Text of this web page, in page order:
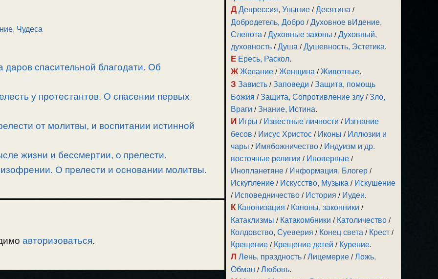
, Чудеса
даров спасительной благодати. Об
у протестантов. О спасении первых
от молитвы, и воспитании истинной
жизни и бессмертии, о прелести.
О прелести и основании молитвы.
авторизоваться.
Д Депрессия, Уныние /Десятина /
Добродетель, Добро /Духовное вИдение,
Слепота /Духовные законы /Духовный,
духовность /Душа /Душевность, Эстетика.
Е Ересь, Раскол.
Ж Желание /Женщина /Животные.
З Зависть /Заповеди /Защита, помощь
Божия /Защита, Сопротивление злу /Зло,
Враги /Знание, Истина.
И Игры / Известные личности / Изгнание
бесов / Иисус Христос / Иконы / Иллюзии и
чары / Имябожничество / Индуизм и др.
восточные религии / Иноверные /
Инопланетяне / Информация, Блогер /
Искупление / Искусство, Музыка / Искушение
/ Исповедничество / История / Иудеи.
К Канонизация / Каноны, законники /
Катаклизмы / Катакомбники / Католичество /
Колдовство, Суеверия / Конец света / Крест /
Крещение / Крещение детей / Курение.
Л Лень, праздность /Лицемерие /Ложь,
Обман /Любовь.